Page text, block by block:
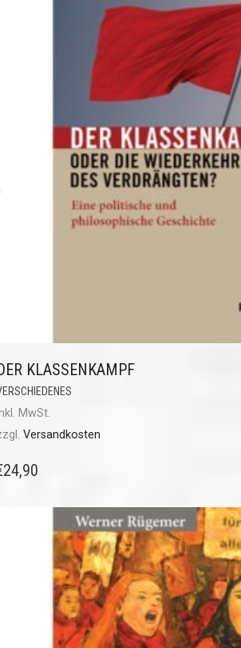
KLASSENKAMPF
MwSt.
Versandkosten
24,90